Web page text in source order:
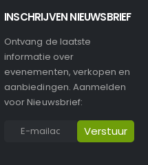
INSCHRIJVEN NIEUWSBRIEF
Ontvang de laatste
informatie over
evenementen, verkopen en
aanbiedingen. Aanmelden
voor Nieuwsbrief: